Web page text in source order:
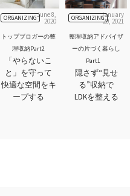
ORGANIZINGJune 8,
2020
トップブロガーの整
理収納Part2
「やらないこ
と」を守って
快適な空間をキ
ープする
ORGANIZINGJanuary
20, 2021
整理収納アドバイザ
ーの片づく暮らし
Part1
隠さず“見せ
る”収納で
LDKを整える